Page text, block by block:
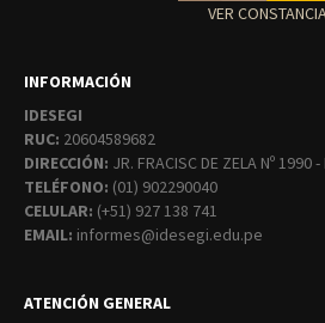
VER
INFORMACIÓN
IDESEGI
RUC: 20604589682
DIRECCIÓN: JR. FRACISC DE ZELA Nº 1990 -
TELÉFONO: (01) 902290040
CELULAR: (+51) 927 138 741
EMAIL: informes@idesegi.edu.pe
ATENCIÓN GENERAL